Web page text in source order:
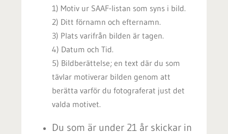
1) Motiv ur SAAF-listan som syns i bild.
2) Ditt förnamn och efternamn.
3) Plats varifrån bilden är tagen.
4) Datum och Tid.
5) Bildberättelse; en text där du som
tävlar motiverar bilden genom att
berätta varför du fotograferat just det
valda motivet.
Du som är under 21 år skickar in